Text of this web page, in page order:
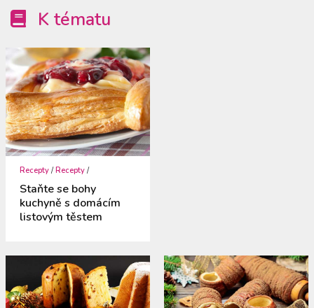
K tématu
Recepty /Recepty /
Staňte se bohy
kuchyně s domácím
listovým těstem